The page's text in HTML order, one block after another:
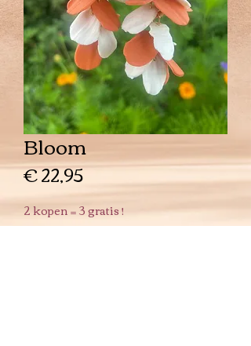
Bloom
€ 22,95Prijs
2 kopen = 3 gratis !